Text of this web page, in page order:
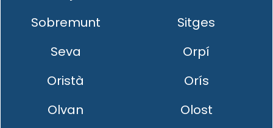
Sobremunt
Sitges
Seva
Orpí
Oristà
Orís
Olvan
Olost